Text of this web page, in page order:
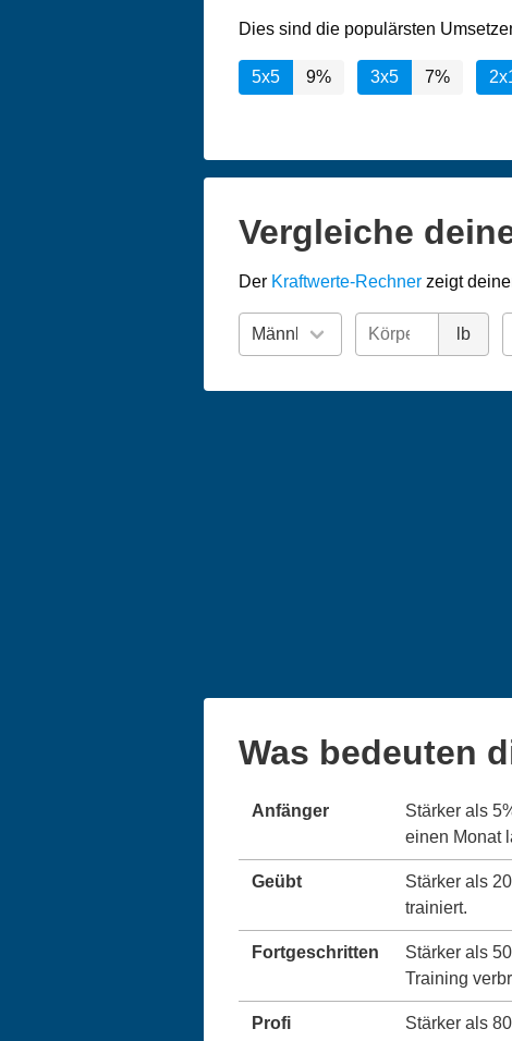
Dies sind die populärsten
5x5 9% 3x5 7%
Vergleiche
Der Kraftwerte-Rechner zeigt
lb
Was bedeuten
Anfänger
Stärker als
einen Monat
Geübt
Stärker als
trainiert.
Fortgeschritten
Stärker als
Training
Profi Stärker als